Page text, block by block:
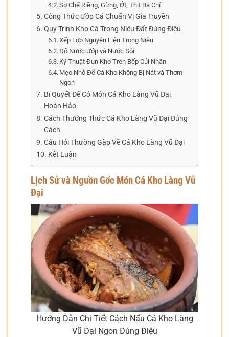
Sơ Chế Riềng, Gừng, Ớt, Thịt Ba Chỉ
Công Thức Ướp Cá Chuẩn Vị Gia Truyền
Quy Trình Kho Cá Trong Niêu Đất Đúng Điệu
Xếp Lớp Nguyên Liệu Trong Niêu
Đổ Nước Ướp và Nước Sôi
Kỹ Thuật Đun Kho Trên Bếp Củi Nhãn
Mẹo Nhỏ Để Cá Kho Không Bị Nát và Thơm
Ngon
Bí Quyết Để Có Món Cá Kho Làng Vũ Đại
Hoàn Hảo
Cách Thưởng Thức Cá Kho Làng Vũ Đại Đúng
Cách
Câu Hỏi Thường Gặp Về Cá Kho Làng Vũ Đại
Kết Luận
Lịch Sử và Nguồn Gốc Món Cá Kho Làng Vũ
Đại
Hướng Dẫn Chi Tiết Cách Nấu Cá Kho Làng
Vũ Đại Ngon Đúng Điệu